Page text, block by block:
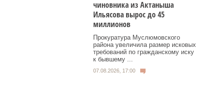
чиновника из Актаныша
Ильясова вырос до 45
миллионов
Прокуратура Муслюмовского
района увеличила размер исковых
требований по гражданскому иску
к бывшему ...
07.08.2026, 17:00